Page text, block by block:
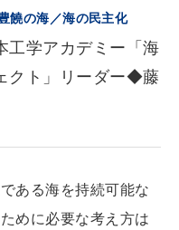
饒の海／海の民主化
工学アカデミー「海
クト」リーダー◆藤
ある海を持続可能な
めに必要な考え方は